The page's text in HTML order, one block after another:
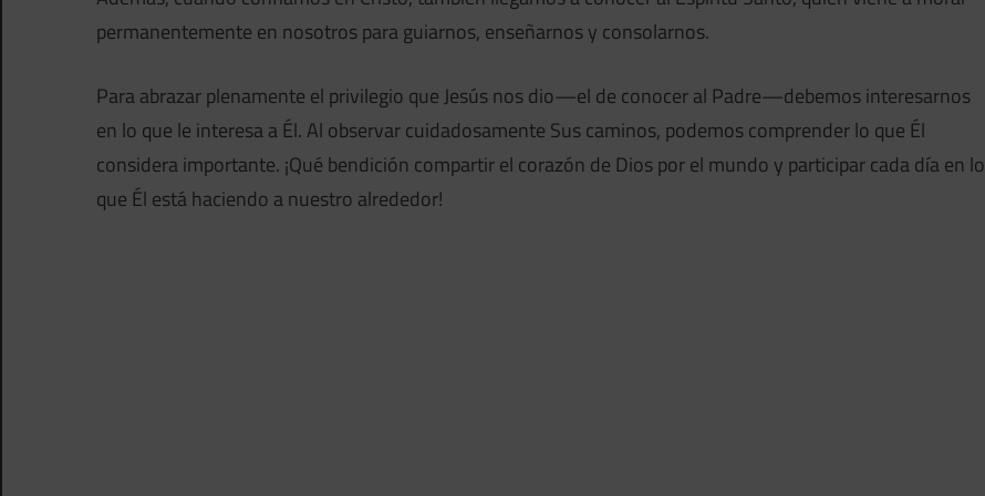
permanentemente en nosotros para guiarnos, enseñarnos y consolarnos.
Para abrazar plenamente el privilegio que Jesús nos dio—el de conocer al Padre—debemos interesarnos
en lo que le interesa a Él. Al observar cuidadosamente Sus caminos, podemos comprender lo que Él
considera importante. ¡Qué bendición compartir el corazón de Dios por el mundo y participar cada día en lo
que Él está haciendo a nuestro alrededor!